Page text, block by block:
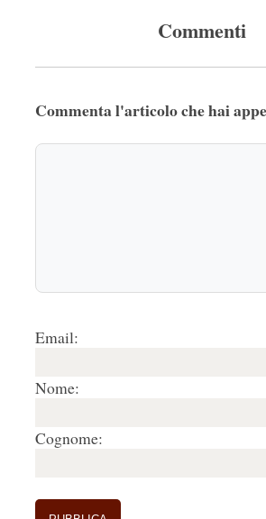
Commenti
Commenta l'articolo che hai
Email:
Nome:
Cognome: